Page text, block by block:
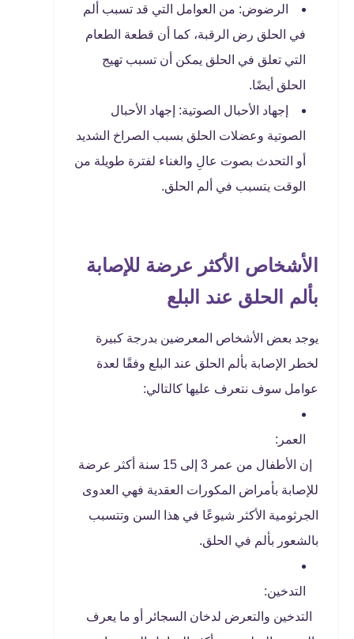
الرضوض: من العوامل التي قد تسبب ألم
في الحلق رض الرقبة، كما أن قطعة الطعام
التي تعلق في الحلق يمكن أن تسبب تهيج
الحلق أيضًا.
إجهاد الأحبال الصوتية: إجهاد الأحبال
الصوتية وعضلات الحلق بسبب الصراخ الشديد
أو التحدث بصوت عالِ والغناء لفترة طويلة من
الوقت يتسبب في ألم الحلق.
الأشخاص الأكثر عرضة للإصابة
بألم الحلق عند البلع
يوجد بعض الأشخاص المعرضين بدرجة كبيرة
لخطر الإصابة بألم الحلق عند البلع وفقًا لعدة
عوامل سوف نتعرف عليها كالتالي:
العمر:
إن الأطفال من عمر 3 إلى 15 سنة أكثر عرضة
للإصابة بأمراض المكورات العقدية فهي العدوى
الجرثومية الأكثر شيوعًا في هذا السن وتتسبب
بالشعور بألم في الحلق.
التدخين:
التدخين والتعرض لدخان السجائر أو ما يعرف